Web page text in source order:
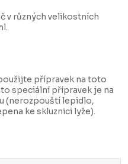
v různých velikostních
přípravek na toto
speciální přípravek je na
(nerozpouští lepidlo,
ke skluznici lyže).